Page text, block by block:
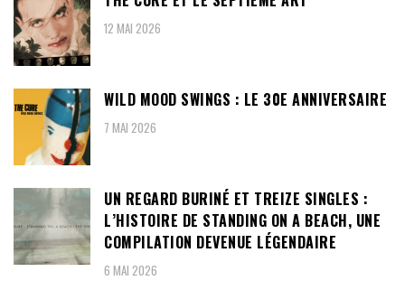
12 MAI 2026
WILD MOOD SWINGS : LE 30E ANNIVERSAIRE
7 MAI 2026
UN REGARD BURINÉ ET TREIZE SINGLES :
L’HISTOIRE DE STANDING ON A BEACH, UNE
COMPILATION DEVENUE LÉGENDAIRE
6 MAI 2026